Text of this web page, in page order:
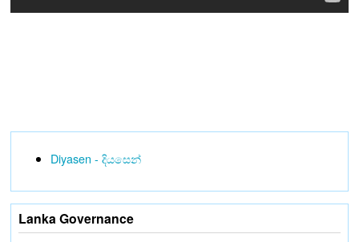
Diyasen - දියසෙන්
Lanka Governance